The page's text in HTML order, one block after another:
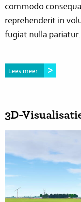
commodo
reprehenderit in
fugiat nulla
Lees meer
3D-